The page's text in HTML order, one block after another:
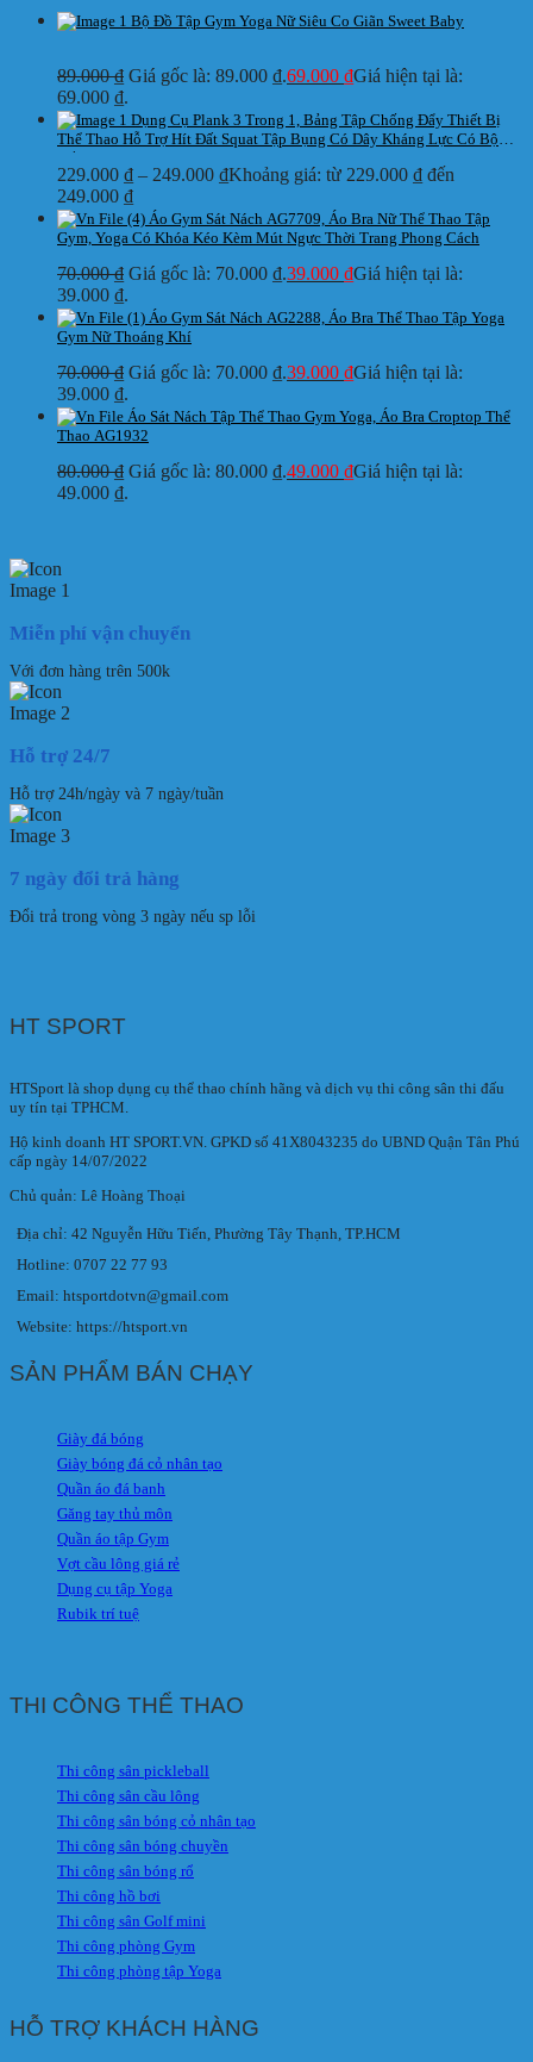
Bộ Đồ Tập Gym Yoga Nữ Siêu Co Giãn Sweet Baby
89.000₫ Giá gốc là: 89.000 ₫.69.000 ₫Giá hiện tại là:
69.000 ₫.
Dụng Cụ Plank 3 Trong 1, Bảng Tập Chống Đẩy Thiết Bị
Thể Thao Hỗ Trợ Hít Đất Squat Tập Bụng Có Dây Kháng Lực Có Bộ
Đếm
229.000 ₫ – 249.000 ₫Khoảng giá: từ 229.000 ₫ đến
249.000 ₫
Áo Gym Sát Nách AG7709, Áo Bra Nữ Thể Thao Tập
Gym, Yoga Có Khóa Kéo Kèm Mút Ngực Thời Trang Phong Cách
70.000₫ Giá gốc là: 70.000 ₫.39.000 ₫Giá hiện tại là:
39.000 ₫.
Áo Gym Sát Nách AG2288, Áo Bra Thể Thao Tập Yoga
Gym Nữ Thoáng Khí
70.000₫ Giá gốc là: 70.000 ₫.39.000 ₫Giá hiện tại là:
39.000 ₫.
Áo Sát Nách Tập Thể Thao Gym Yoga, Áo Bra Croptop Thể
Thao AG1932
80.000₫ Giá gốc là: 80.000 ₫.49.000 ₫Giá hiện tại là:
49.000 ₫.
Miễn phí vận chuyển
Với đơn hàng trên 500k
Hỗ trợ 24/7
Hỗ trợ 24h/ngày và 7 ngày/tuần
7 ngày đổi trả hàng
Đổi trả trong vòng 3 ngày nếu sp lỗi
HT SPORT
HTSport là shop dụng cụ thể thao chính hãng và dịch vụ thi công sân thi đấu
uy tín tại TPHCM.
Hộ kinh doanh HT SPORT.VN. GPKD số 41X8043235 do UBND Quận Tân Phú
cấp ngày 14/07/2022
Chủ quản: Lê Hoàng Thoại
Địa chỉ: 42 Nguyễn Hữu Tiến, Phường Tây Thạnh, TP.HCM
Hotline: 0707 22 77 93
Email: htsportdotvn@gmail.com
Website: https://htsport.vn
SẢN PHẨM BÁN CHẠY
Giày đá bóng
Giày bóng đá cỏ nhân tạo
Quần áo đá banh
Găng tay thủ môn
Quần áo tập Gym
Vợt cầu lông giá rẻ
Dụng cụ tập Yoga
Rubik trí tuệ
THI CÔNG THỂ THAO
Thi công sân pickleball
Thi công sân cầu lông
Thi công sân bóng cỏ nhân tạo
Thi công sân bóng chuyền
Thi công sân bóng rổ
Thi công hồ bơi
Thi công sân Golf mini
Thi công phòng Gym
Thi công phòng tập Yoga
HỖ TRỢ KHÁCH HÀNG